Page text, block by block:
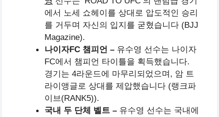
에서 노세 쇼헤이를 상대로 압도적인 승리
를 거두며 자신의 입지를 굳혔습니다​ (BJJ
Magazine).
나이자FC 챔피언 – 유수영 선수는 나이자
FC에서 챔피언 타이틀을 획득했습니다.
경기는 4라운드에 마무리되었으며, 암 트
라이앵글로 상대를 제압했습니다​ (랭크파
이브(RANK5)).
국내 두 단체 벨트 – 유수영 선수는 국내에